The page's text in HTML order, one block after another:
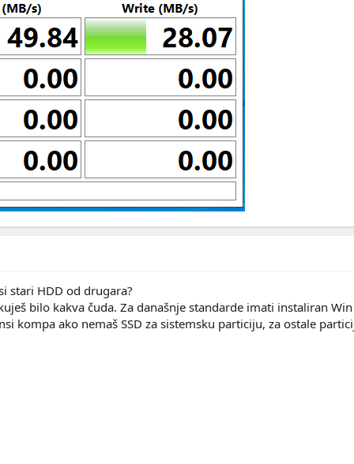
stari HDD od drugara?
bilo kakva čuda. Za današnje standarde imati instaliran
kompa ako nemaš SSD za sistemsku particiju, za ostale